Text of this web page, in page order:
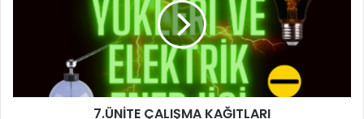
7.ÜNİTE ÇALIŞMA KAĞITLARI